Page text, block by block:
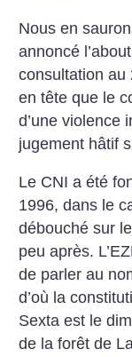
Nous en
annoncé
consultation au
en tête que le
d’une violence
jugement hâtif
Le CNI a été
1996, dans le
débouché sur
peu après.
de parler au
d’où la
Sexta est le
de la forêt de